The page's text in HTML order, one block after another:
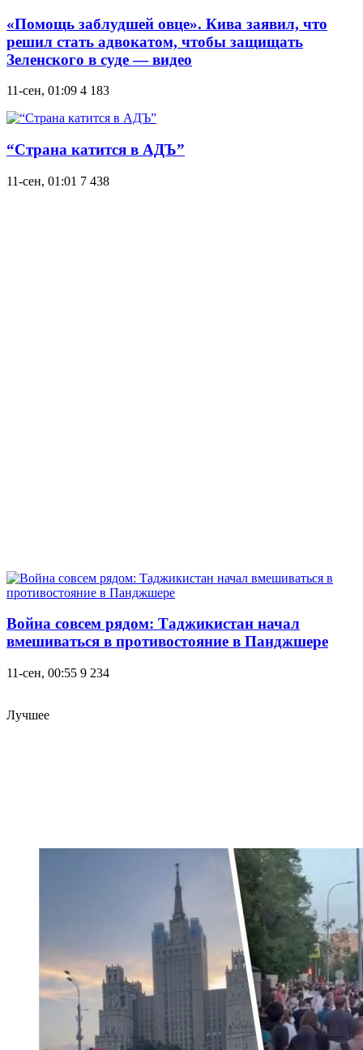
«Помощь заблудшей овце». Кива заявил, что
решил стать адвокатом, чтобы защищать
Зеленского в суде — видео
11-сен, 01:09 4 183
“Страна катится в АДЪ”
11-сен, 01:01 7 438
Война совсем рядом: Таджикистан начал
вмешиваться в противостояние в Панджшере
11-сен, 00:55 9 234
Лучшее